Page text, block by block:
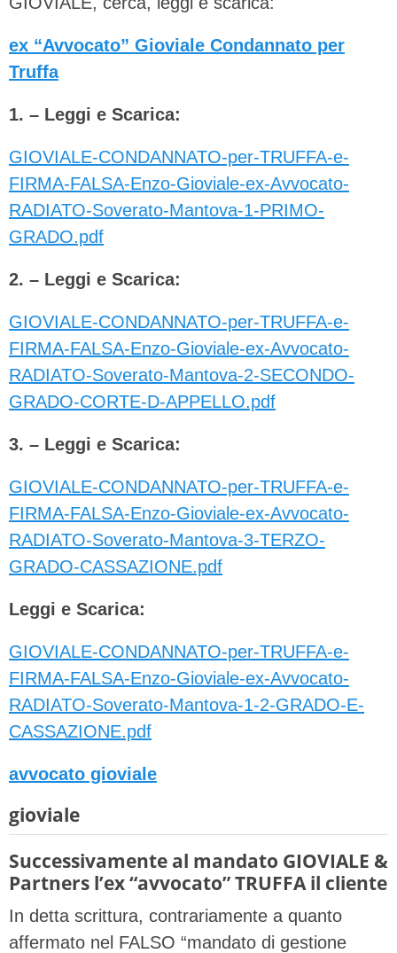
ex “Avvocato” Gioviale Condannato per
Truffa
1. – Leggi e Scarica:
GIOVIALE-CONDANNATO-per-TRUFFA-e-
FIRMA-FALSA-Enzo-Gioviale-ex-Avvocato-
RADIATO-Soverato-Mantova-1-PRIMO-
GRADO.pdf
2. – Leggi e Scarica:
GIOVIALE-CONDANNATO-per-TRUFFA-e-
FIRMA-FALSA-Enzo-Gioviale-ex-Avvocato-
RADIATO-Soverato-Mantova-2-SECONDO-
GRADO-CORTE-D-APPELLO.pdf
3. – Leggi e Scarica:
GIOVIALE-CONDANNATO-per-TRUFFA-e-
FIRMA-FALSA-Enzo-Gioviale-ex-Avvocato-
RADIATO-Soverato-Mantova-3-TERZO-
GRADO-CASSAZIONE.pdf
Leggi e Scarica:
GIOVIALE-CONDANNATO-per-TRUFFA-e-
FIRMA-FALSA-Enzo-Gioviale-ex-Avvocato-
RADIATO-Soverato-Mantova-1-2-GRADO-E-
CASSAZIONE.pdf
avvocato gioviale
gioviale
Successivamente al mandato GIOVIALE &
Partners l’ex “avvocato” TRUFFA il cliente
In detta scrittura, contrariamente a quanto
affermato nel FALSO “mandato di gestione